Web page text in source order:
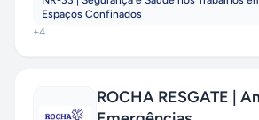
Espaços Confinados
+4
ROCHA RESGATE |